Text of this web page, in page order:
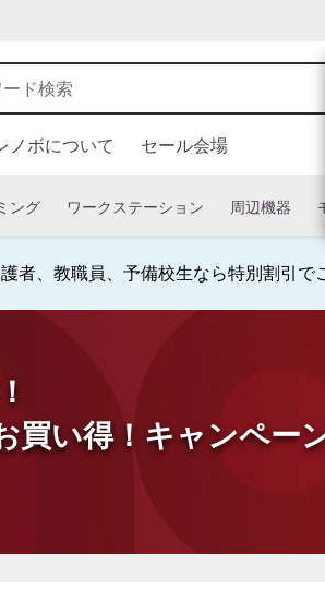
ノボについて セール会場
ング ワークステーション 周辺機器
者、教職員、予備校生なら特別割引
買い得！キャンペー